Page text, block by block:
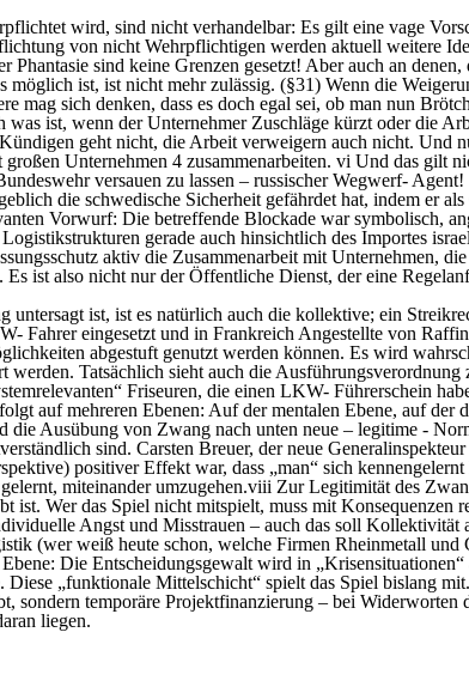
wird, sind nicht verhandelbar: Es gilt eine vage
von nicht Wehrpflichtigen werden aktuell weitere
Phantasie sind keine Grenzen gesetzt! Aber auch an
möglich ist, ist nicht mehr zulässig. (§31) Wenn die
mag sich denken, dass es doch egal sei, ob man nun
ist, wenn der Unternehmer Zuschläge kürzt oder die
geht nicht, die Arbeit verweigern auch nicht.
Unternehmen 4 zusammenarbeiten. vi Und das
versauen zu lassen – russischer Wegwerf-
die schwedische Sicherheit gefährdet hat, indem er
Vorwurf: Die betreffende Blockade war symbolisch,
gerade auch hinsichtlich des Importes
aktiv die Zusammenarbeit mit Unternehmen,
Es ist also nicht nur der Öffentliche Dienst, der eine
ist, ist es natürlich auch die kollektive; ein
Fahrer eingesetzt und in Frankreich Angestellte von
abgestuft genutzt werden können. Es wird
Tatsächlich sieht auch die
Friseuren, die einen LKW- Führerschein
auf mehreren Ebenen: Auf der mentalen Ebene, auf
die Ausübung von Zwang nach unten neue – legitime -
sind. Carsten Breuer, der neue
positiver Effekt war, dass „man“ sich
miteinander umzugehen.viii Zur Legitimität des
ist. Wer das Spiel nicht mitspielt, muss mit
Angst und Misstrauen – auch das soll
(wer weiß heute schon, welche Firmen Rheinmetall
Die Entscheidungsgewalt wird in
Diese „funktionale Mittelschicht“ spielt das Spiel bislang
sondern temporäre Projektfinanzierung – bei
liegen.